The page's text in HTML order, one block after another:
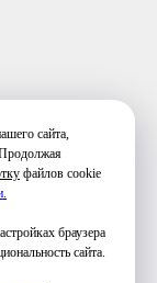
сайта,
Продолжая
файлов cookie
.
браузера
сайта.